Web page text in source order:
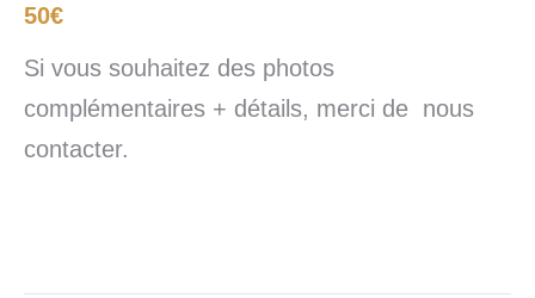
50€
Si vous souhaitez des photos
complémentaires + détails, merci de nous
contacter.